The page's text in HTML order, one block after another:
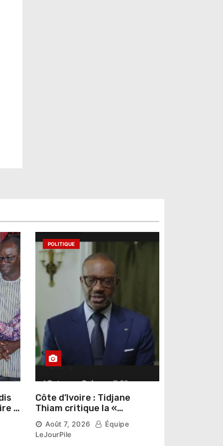
»
POLITIQUE
Côte d’Ivoire : Tidjane
Thiam critique la «
judiciarisation » de la
politique et appelle à
poursuivre l’apaisement
Août 7, 2026
Équipe
LeJourPile